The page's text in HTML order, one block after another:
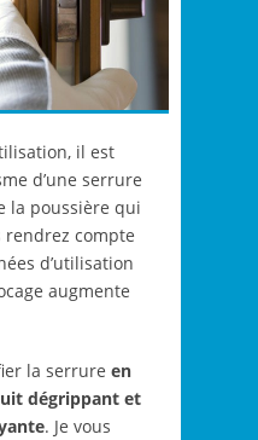
il est
d’une serrure
la poussière qui
rendrez compte
d’utilisation
augmente
la serrure en
dégrippant et
. Je vous